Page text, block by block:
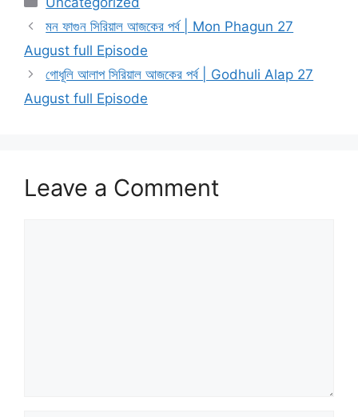
মন ফাগুন সিরিয়াল আজকের পর্ব | Mon Phagun 27
August full Episode
গোধূলি আলাপ সিরিয়াল আজকের পর্ব | Godhuli Alap 27
August full Episode
Leave a Comment